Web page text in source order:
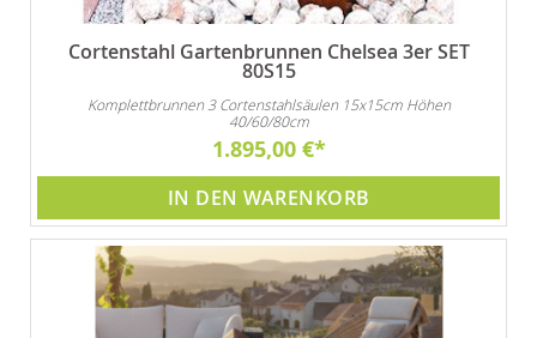
Cortenstahl Gartenbrunnen Chelsea 3er SET
80S15
Komplettbrunnen 3 Cortenstahlsäulen 15x15cm Höhen
40/60/80cm
1.895,00 €
IN DEN WARENKORB